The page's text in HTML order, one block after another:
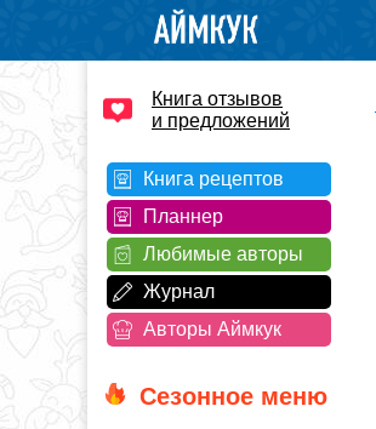
Книга отзывов
и предложений
Книга рецептов
Планнер
Любимые авторы
Журнал
Авторы Аймкук
Сезонное меню